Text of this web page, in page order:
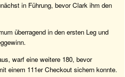
in Führung, bevor Clark ihm den
überragend in den ersten Leg und
warf eine weitere 180, bevor
einem 111er Checkout sichern konnte.